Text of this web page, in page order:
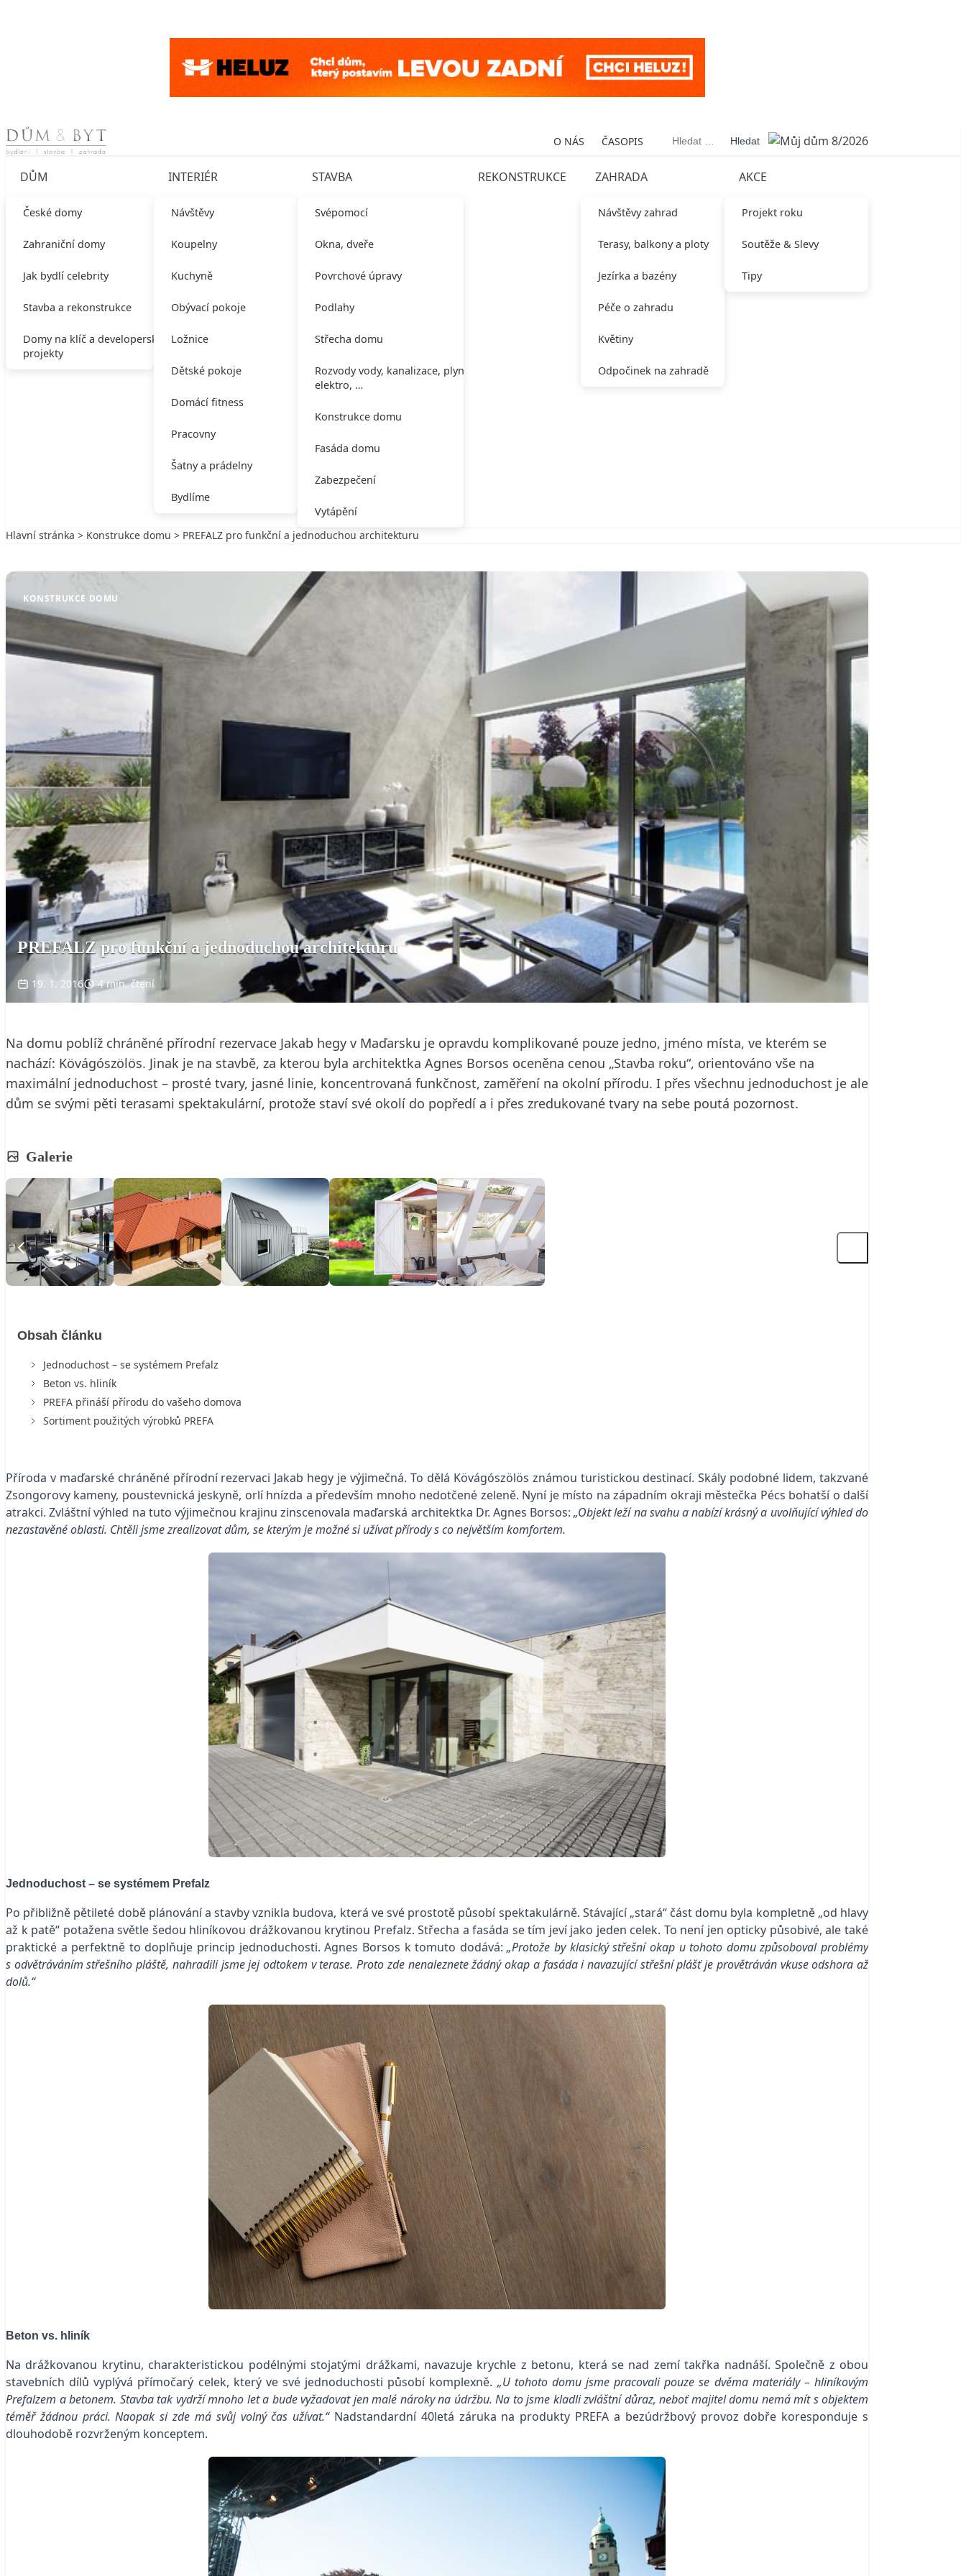
Skip to content O NÁS ČASOPIS Vyhledávání
DŮM
České domy
Zahraniční domy
Jak bydlí celebrity
Stavba a rekonstrukce
Domy na klíč a developerské
projekty
INTERIÉR
Návštěvy
Koupelny
Kuchyně
Obývací pokoje
Ložnice
Dětské pokoje
Domácí fitness
Pracovny
Šatny a prádelny
Bydlíme
STAVBA
Svépomocí
Okna, dveře
Povrchové úpravy
Podlahy
Střecha domu
Rozvody vody, kanalizace, plynu,
elektro, …
Konstrukce domu
Fasáda domu
Zabezpečení
Vytápění
REKONSTRUKCE ZAHRADA
Návštěvy zahrad
Terasy, balkony a ploty
Jezírka a bazény
Péče o zahradu
Květiny
Odpočinek na zahradě
AKCE
Projekt roku
Soutěže & Slevy
Tipy
Hlavní stránka > Konstrukce domu > PREFALZ pro funkční a jednoduchou architekturu
KONSTRUKCE DOMU
PREFALZ pro funkční a jednoduchou architekturu
19. 1. 2016 4 min. čtení
Na domu poblíž chráněné přírodní rezervace Jakab hegy v Maďarsku je opravdu komplikované pouze jedno, jméno místa, ve kterém se
nachází: Kövágószölös. Jinak je na stavbě, za kterou byla architektka Agnes Borsos oceněna cenou „Stavba roku“, orientováno vše na
maximální jednoduchost – prosté tvary, jasné linie, koncentrovaná funkčnost, zaměření na okolní přírodu. I přes všechnu jednoduchost je ale
dům se svými pěti terasami spektakulární, protože staví své okolí do popředí a i přes zredukované tvary na sebe poutá pozornost.
Galerie
Obsah článku
Jednoduchost – se systémem Prefalz
Beton vs. hliník
PREFA přináší přírodu do vašeho domova
Sortiment použitých výrobků PREFA
Příroda v maďarské chráněné přírodní rezervaci Jakab hegy je výjimečná. To dělá Kövágószölös známou turistickou destinací. Skály podobné lidem, takzvané
Zsongorovy kameny, poustevnická jeskyně, orlí hnízda a především mnoho nedotčené zeleně. Nyní je místo na západním okraji městečka Pécs bohatší o další
atrakci. Zvláštní výhled na tuto výjimečnou krajinu zinscenovala maďarská architektka Dr. Agnes Borsos:„Objekt leží na svahu a nabízí krásný a uvolňující výhled do
nezastavěné oblasti. Chtěli jsme zrealizovat dům, se kterým je možné si užívat přírody s co největším komfortem.
Jednoduchost – se systémem Prefalz
Po přibližně pětileté době plánování a stavby vznikla budova, která ve své prostotě působí spektakulárně. Stávající „stará“ část domu byla kompletně „od hlavy
až k patě“ potažena světle šedou hliníkovou drážkovanou krytinou Prefalz. Střecha a fasáda se tím jeví jako jeden celek. To není jen opticky působivé, ale také
praktické a perfektně to doplňuje princip jednoduchosti. Agnes Borsos k tomuto dodává:„Protože by klasický střešní okap u tohoto domu způsoboval problémy
s odvětráváním střešního pláště, nahradili jsme jej odtokem v terase. Proto zde nenaleznete žádný okap a fasáda i navazující střešní plášť je provětráván vkuse odshora až
dolů.“
Beton vs. hliník
Na drážkovanou krytinu, charakteristickou podélnými stojatými drážkami, navazuje krychle z betonu, která se nad zemí takřka nadnáší. Společně z obou
stavebních dílů vyplývá přímočarý celek, který ve své jednoduchosti působí komplexně. „U tohoto domu jsme pracovali pouze se dvěma materiály – hliníkovým
Prefalzem a betonem. Stavba tak vydrží mnoho let a bude vyžadovat jen malé nároky na údržbu. Na to jsme kladli zvláštní důraz, neboť majitel domu nemá mít s objektem
téměř žádnou práci. Naopak si zde má svůj volný čas užívat.“Nadstandardní 40letá záruka na produkty PREFA a bezúdržbový provoz dobře koresponduje s
dlouhodobě rozvrženým konceptem.